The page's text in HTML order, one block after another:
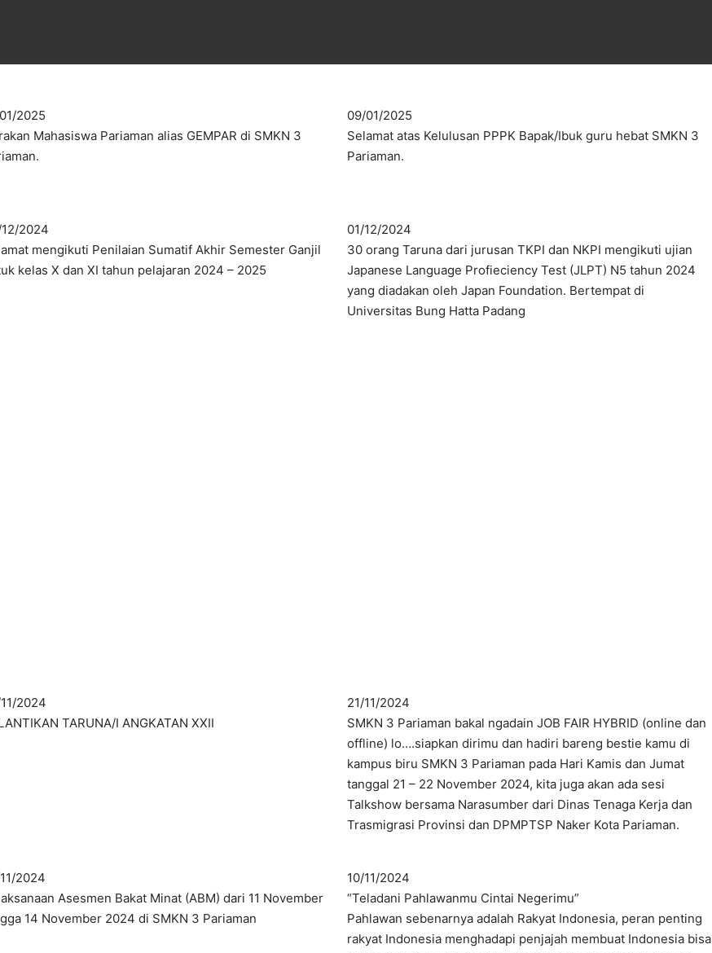
2025
Mahasiswa Pariaman alias GEMPAR di SMKN 3
2024
mengikuti Penilaian Sumatif Akhir Semester Ganjil
kelas X dan XI tahun pelajaran 2024 – 2025
09/01/2025
Selamat atas Kelulusan PPPK Bapak/Ibuk guru hebat SMKN 3
Pariaman.
01/12/2024
30 orang Taruna dari jurusan TKPI dan NKPI mengikuti ujian
Japanese Language Profieciency Test (JLPT) N5 tahun 2024
yang diadakan oleh Japan Foundation. Bertempat di
Universitas Bung Hatta Padang
2024
TARUNA/I ANGKATAN XXII
21/11/2024
SMKN 3 Pariaman bakal ngadain JOB FAIR HYBRID (online dan
offline) lo….siapkan dirimu dan hadiri bareng bestie kamu di
kampus biru SMKN 3 Pariaman pada Hari Kamis dan Jumat
tanggal 21 – 22 November 2024, kita juga akan ada sesi
Talkshow bersama Narasumber dari Dinas Tenaga Kerja dan
Trasmigrasi Provinsi dan DPMPTSP Naker Kota Pariaman.
2024
Asesmen Bakat Minat (ABM) dari 11 November
14 November 2024 di SMKN 3 Pariaman
10/11/2024
“Teladani Pahlawanmu Cintai Negerimu”
Pahlawan sebenarnya adalah Rakyat Indonesia, peran penting
rakyat Indonesia menghadapi penjajah membuat Indonesia bisa